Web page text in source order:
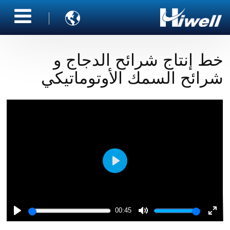

خط إنتاج شرائح الدجاج و
شرائح السمك الأوتوماتيكي
Play
00:45
Mute
Enter
Play